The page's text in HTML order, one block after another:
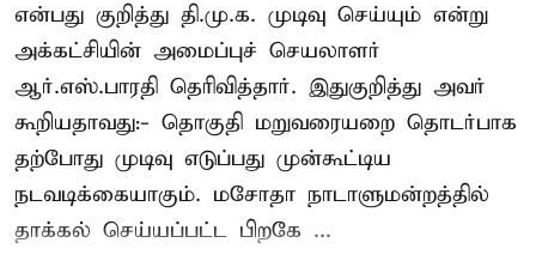
என்பது குறித்து தி.மு.க. முடிவு செய்யும் என்று
அக்கட்சியின் அமைப்புச் செயலாளர்
ஆர்.எஸ்.பாரதி தெரிவித்தார். இதுகுறித்து அவர்
கூறியதாவது:- தொகுதி மறுவரையறை தொடர்பாக
தற்போது முடிவு எடுப்பது முன்கூட்டிய
நடவடிக்கையாகும். மசோதா நாடாளுமன்றத்தில்
தாக்கல் செய்யப்பட்ட பிறகே ...